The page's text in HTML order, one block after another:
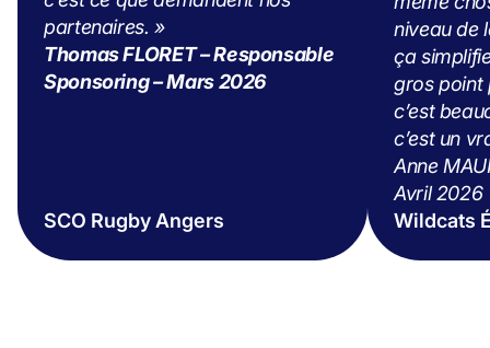
partenaires. »
Thomas FLORET – Responsable
Sponsoring – Mars 2026
SCO Rugby Angers
niveau de
ça
gros point
c’est
c’est un
Anne
Avril 2026
Wildcats